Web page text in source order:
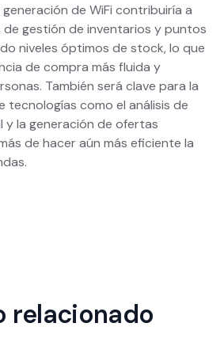
de WiFi contribuiría a
de gestión de inventarios y puntos
niveles óptimos de stock, lo que
de compra más fluida y
También será clave para la
tecnologías como el análisis de
la generación de ofertas
de hacer aún más eficiente la
relacionado